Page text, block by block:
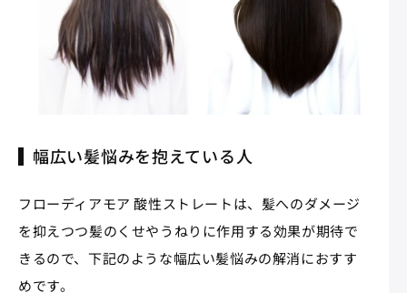
幅広い髪悩みを抱えている人
フローディアモア 酸性ストレートは、髪へのダメージ
を抑えつつ髪のくせやうねりに作用する効果が期待で
きるので、下記のような幅広い髪悩みの解消におすす
めです。